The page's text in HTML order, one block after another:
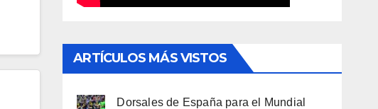
ARTÍCULOS MÁS VISTOS
Dorsales de España para el Mundial